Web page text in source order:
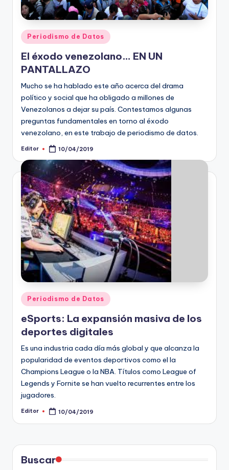
t
o
s
y
F
a
c
t
-
C
h
e
c
ki
n
g
Publicado
en
Periodismo de Datos
El éxodo venezolano… EN UN
PANTALLAZO
Mucho se ha hablado este año acerca del drama
político y social que ha obligado a millones de
Venezolanos a dejar su país. Contestamos algunas
preguntas fundamentales en torno al éxodo
venezolano, en este trabajo de periodismo de datos.
Publicado
Editor 10/04/2019
Publicado
en
Periodismo de Datos
eSports: La expansión masiva de los
deportes digitales
Es una industria cada día más global y que alcanza la
popularidad de eventos deportivos como el la
Champions League o la NBA. Títulos como League of
Legends y Fornite se han vuelto recurrentes entre los
jugadores.
Publicado
Editor 10/04/2019
Buscar